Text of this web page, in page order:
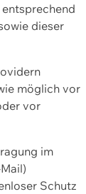
dieser
möglich vor
vor
im
Schutz